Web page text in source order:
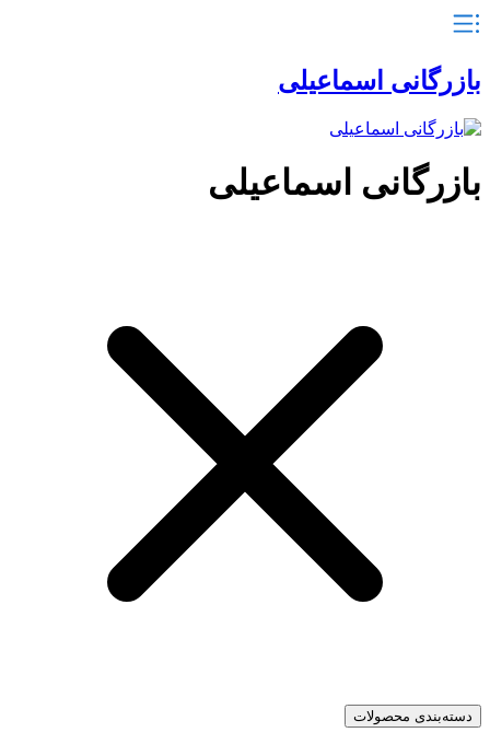
بازرگانی اسماعیلی
بازرگانی اسماعیلی
دسته‌بندی محصولات